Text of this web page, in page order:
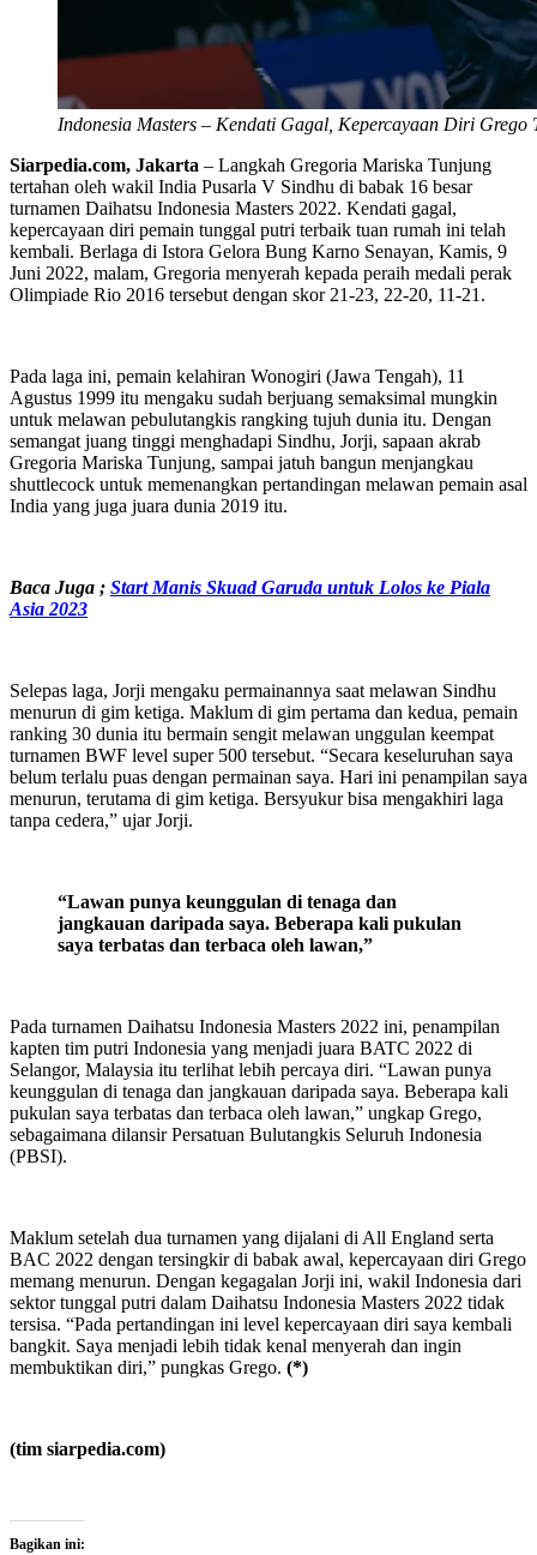
Indonesia Masters – Kendati Gagal, Kepercayaan Diri Grego
Siarpedia.com, Jakarta – Langkah Gregoria Mariska Tunjung
tertahan oleh wakil India Pusarla V Sindhu di babak 16 besar
turnamen Daihatsu Indonesia Masters 2022. Kendati gagal,
kepercayaan diri pemain tunggal putri terbaik tuan rumah ini telah
kembali. Berlaga di Istora Gelora Bung Karno Senayan, Kamis, 9
Juni 2022, malam, Gregoria menyerah kepada peraih medali perak
Olimpiade Rio 2016 tersebut dengan skor 21-23, 22-20, 11-21.
Pada laga ini, pemain kelahiran Wonogiri (Jawa Tengah), 11
Agustus 1999 itu mengaku sudah berjuang semaksimal mungkin
untuk melawan pebulutangkis rangking tujuh dunia itu. Dengan
semangat juang tinggi menghadapi Sindhu, Jorji, sapaan akrab
Gregoria Mariska Tunjung, sampai jatuh bangun menjangkau
shuttlecock untuk memenangkan pertandingan melawan pemain asal
India yang juga juara dunia 2019 itu.
Baca Juga ; Start Manis Skuad Garuda untuk Lolos ke Piala
Asia 2023
Selepas laga, Jorji mengaku permainannya saat melawan Sindhu
menurun di gim ketiga. Maklum di gim pertama dan kedua, pemain
ranking 30 dunia itu bermain sengit melawan unggulan keempat
turnamen BWF level super 500 tersebut. “Secara keseluruhan saya
belum terlalu puas dengan permainan saya. Hari ini penampilan saya
menurun, terutama di gim ketiga. Bersyukur bisa mengakhiri laga
tanpa cedera,” ujar Jorji.
“Lawan punya keunggulan di tenaga dan
jangkauan daripada saya. Beberapa kali pukulan
saya terbatas dan terbaca oleh lawan,”
Pada turnamen Daihatsu Indonesia Masters 2022 ini, penampilan
kapten tim putri Indonesia yang menjadi juara BATC 2022 di
Selangor, Malaysia itu terlihat lebih percaya diri. “Lawan punya
keunggulan di tenaga dan jangkauan daripada saya. Beberapa kali
pukulan saya terbatas dan terbaca oleh lawan,” ungkap Grego,
sebagaimana dilansir Persatuan Bulutangkis Seluruh Indonesia
(PBSI).
Maklum setelah dua turnamen yang dijalani di All England serta
BAC 2022 dengan tersingkir di babak awal, kepercayaan diri Grego
memang menurun. Dengan kegagalan Jorji ini, wakil Indonesia dari
sektor tunggal putri dalam Daihatsu Indonesia Masters 2022 tidak
tersisa. “Pada pertandingan ini level kepercayaan diri saya kembali
bangkit. Saya menjadi lebih tidak kenal menyerah dan ingin
membuktikan diri,” pungkas Grego. (*)
(tim siarpedia.com)
Bagikan ini: